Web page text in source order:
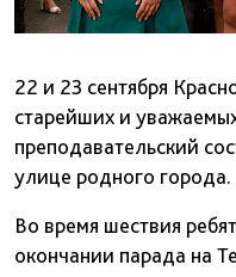
22 и 23 сентября
старейших и
преподавательский
улице родного города.
Во время шествия
окончании парада на